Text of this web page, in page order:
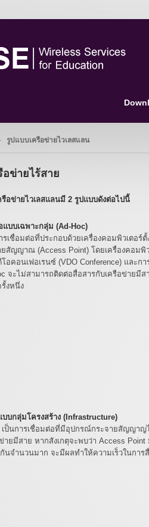
รูปแบบเครือข่ายไวเลสแลน
อข่ายไร้สาย
รือข่ายไวเลสแลนมี 2 รูปแบบดังต่อไปนี้
แบบเฉพาะกลุ่ม (Ad-Hoc)
รเชื่อมต่อที่ประกอบด้วยเครื่องคอมพิวเตอ
สัญญาณ (Access Point) โดยเครื่องคอมพิ
อคอนเฟอเรนซ์ (VDO Conference) และ
จะไม่สามารถติดต่อสื่อสารกับเครือข่ายมี
งหนึ่ง
บบกลุ่มโครงสร้าง (Infrastructure)
เป็นการเชื่อมต่อที่มีอุปกรณ์กระจายสัญญา
ายมีสาย หากสังเกตุจะพบว่า Access
นจำนวนมาก จะมีผลทำให้ความเร็วในกา